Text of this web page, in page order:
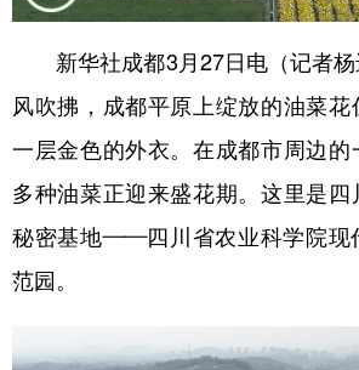
公益 一带一路 亚太网
文化产业
新华社成都3月27日电（记者杨
风吹拂，成都平原上绽放的油菜花
一层金色的外衣。在成都市周边的
多种油菜正迎来盛花期。这里是四
秘密基地——四川省农业科学院现
范园。